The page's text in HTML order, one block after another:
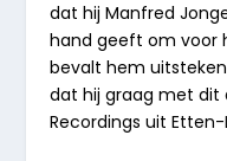
dat hij Manfred
hand geeft om voor
bevalt hem
dat hij graag met
Recordings uit